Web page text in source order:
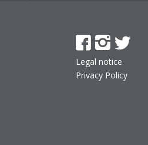
Legal notice
Privacy Policy